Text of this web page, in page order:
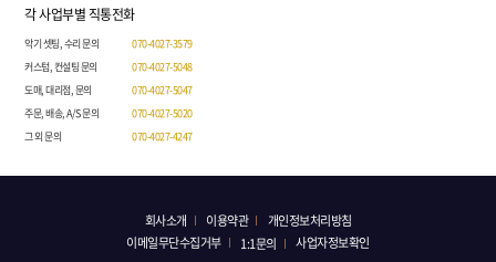
각 사업부별 직통전화
악기 셋팅, 수리 문의
070-4027-3579
커스텀, 컨설팅 문의
070-4027-5048
도매, 대리점, 문의
070-4027-5047
주문, 배송, A/S 문의
070-4027-5020
그 외 문의
070-4027-4247
회사소개 이용약관
개인정보처리방침
이메일무단수집거부
1:1문의 사업자정보확인